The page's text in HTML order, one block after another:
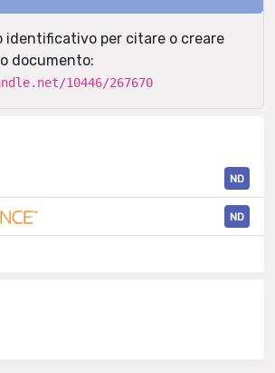
identificativo per citare o creare
documento:
10446/267670
ND
ND